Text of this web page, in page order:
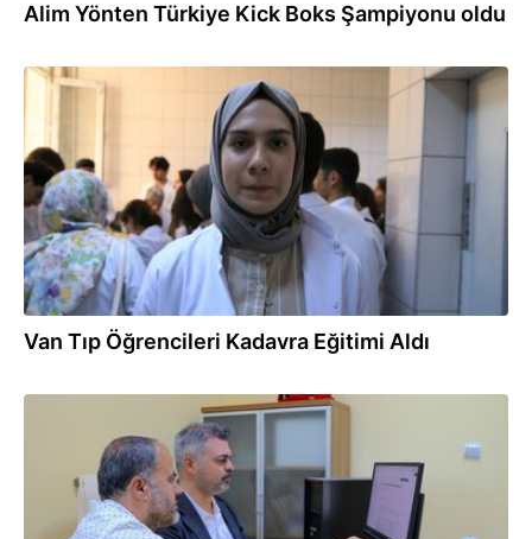
Alim Yönten Türkiye Kick Boks Şampiyonu oldu
18.06.2026
Van Tıp Öğrencileri Kadavra Eğitimi Aldı